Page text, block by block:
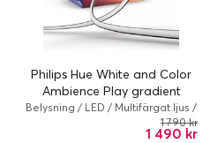
Philips Hue White and Color
Ambience Play gradient
lightstrip för 55" TV
Belysning / LED / Multifärgat ljus /
1 490 kr
1 790 kr